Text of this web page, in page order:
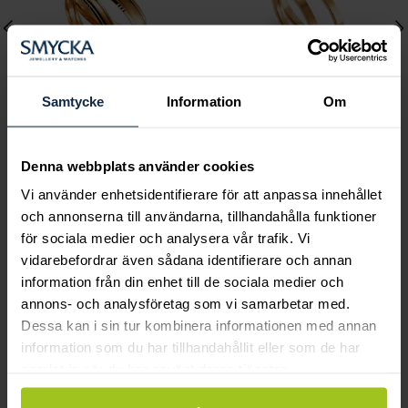
Samtycke Information Om
Denna webbplats använder cookies
Vi använder enhetsidentifierare för att anpassa innehållet
och annonserna till användarna, tillhandahålla funktioner
för sociala medier och analysera vår trafik. Vi
vidarebefordrar även sådana identifierare och annan
information från din enhet till de sociala medier och
annons- och analysföretag som vi samarbetar med.
Dessa kan i sin tur kombinera informationen med annan
information som du har tillhandahållit eller som de har
Classic
C11505-3K rödguld
Pris :9 860 kr
9 860 kr
Classic
C41800-2K rödguld
Pris:10 420 kr
10 420 kr
Andra köpte också